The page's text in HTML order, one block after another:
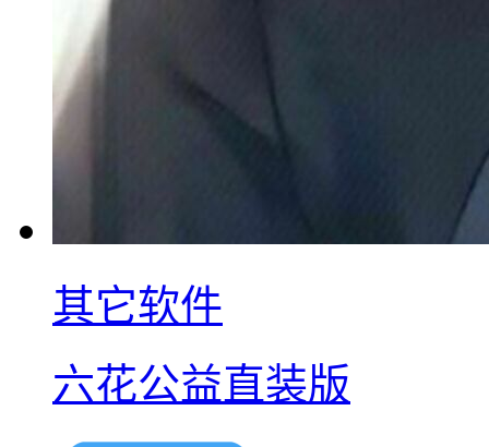
其它软件
六花公益直装版